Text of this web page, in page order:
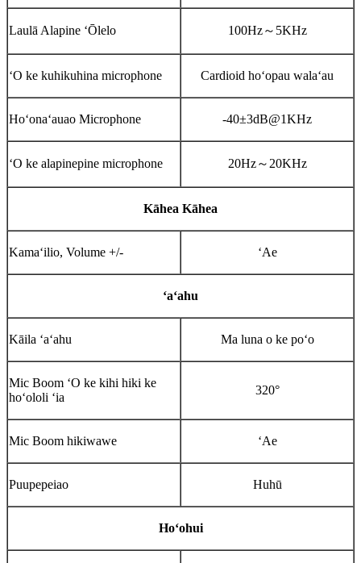
Laulā Alapine ʻŌlelo 100Hz～ 5KHz
ʻO ke kuhikuhina microphone Cardioid hoʻopau walaʻau
Hoʻonaʻauao Microphone -40±3dB@1KHz
ʻO ke alapinepine microphone 20Hz～ 20KHz
Kāhea Kāhea
Kamaʻilio, Volume +/- ʻAe
ʻaʻahu
Kāila ʻaʻahu Ma luna o ke poʻo
Mic Boom ʻO ke kihi hiki ke
hoʻololi ʻia
320°
Mic Boom hikiwawe ʻAe
Puupepeiao Huhū
Hoʻohui